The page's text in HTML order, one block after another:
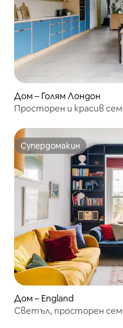
Дом – Голям Лондон
Просторен и красив
Супердомакин
Супердомакин
Дом – England
Светъл, просторен